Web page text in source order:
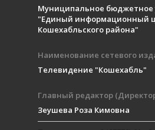
Муниципальное бюджетное
"Единый информационный
Кошехабльского района"
Наименование сетевого
Телевидение "Кошехабль"
Главный редактор
Зеушева Роза Кимовна